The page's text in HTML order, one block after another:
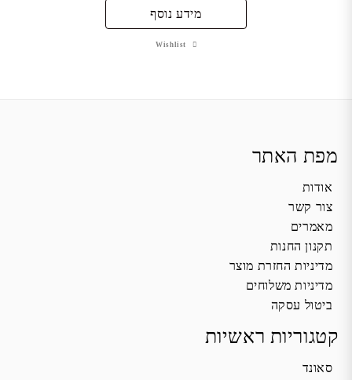
מידע נוסף
Wishlist
מפת האתר
אודות
צור קשר
מאמרים
תקנון החנות
מדיניות החזרת מוצר
מדיניות משלוחים
ביטול עסקה
קטגוריות ראשיות
סאונד